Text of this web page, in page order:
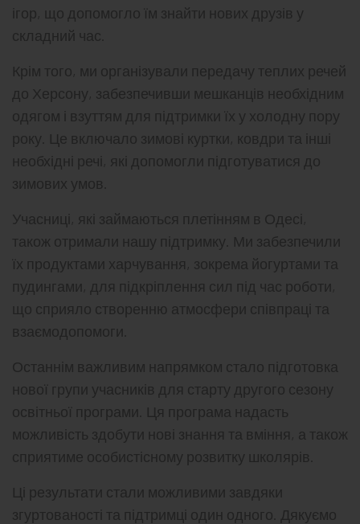
ігор, що допомогло їм знайти нових друзів у
складний час.
Крім того, ми організували передачу теплих речей
до Херсону, забезпечивши мешканців необхідним
одягом і взуттям для підтримки їх у холодну пору
року. Це включало зимові куртки, ковдри та інші
необхідні речі, які допомогли підготуватися до
зимових умов.
Учасниці, які займаються плетінням в Одесі,
також отримали нашу підтримку. Ми забезпечили
їх продуктами харчування, зокрема йогуртами та
пудингами, для підкріплення сил під час роботи,
що сприяло створенню атмосфери співпраці та
взаємодопомоги.
Останнім важливим напрямком стало підготовка
нової групи учасників для старту другого сезону
освітньої програми. Ця програма надасть
можливість здобути нові знання та вміння, а також
сприятиме особистісному розвитку школярів.
Ці результати стали можливими завдяки
згуртованості та підтримці один одного. Дякуємо